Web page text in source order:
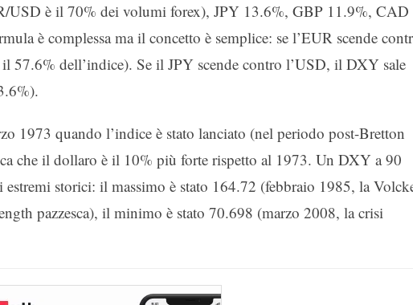
USD è il 70% dei volumi forex), JPY 13.6%, GBP 11.9%, CAD
è complessa ma il concetto è semplice: se l’EUR scende
57.6% dell’indice). Se il JPY scende contro l’USD, il DXY sale
1973 quando l’indice è stato lanciato (nel periodo post-Bretton
che il dollaro è il 10% più forte rispetto al 1973. Un DXY a 90
storici: il massimo è stato 164.72 (febbraio 1985, la
pazzesca), il minimo è stato 70.698 (marzo 2008, la crisi